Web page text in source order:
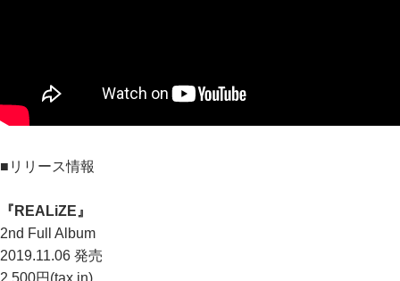
■リリース情報
『REALiZE』
2nd Full Album
2019.11.06 発売
2,500円(tax in)